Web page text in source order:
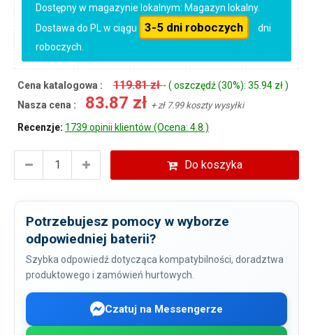
Dostępny w magazynie lokalnym: Magazyn lokalny.
Dostawa do PL w ciągu
3-5 dni roboczych
dni
roboczych.
Cena katalogowa : 119.81 zł- ( oszczędź (30%): 35.94 zł )
Nasza cena :
83.87 zł + zł 7.99 koszty wysyłki
Recenzje: 1739 opinii klientów (Ocena: 4.8 )
Do koszyka
Potrzebujesz pomocy w wyborze
odpowiedniej baterii?
Szybka odpowiedź dotycząca kompatybilności, doradztwa
produktowego i zamówień hurtowych.
Czatuj na Messengerze